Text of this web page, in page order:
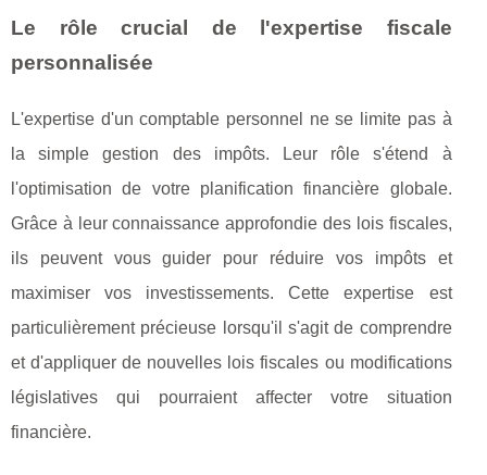
Le rôle crucial de l'expertise fiscale
personnalisée
L'expertise d'un comptable personnel ne se limite pas à
la simple gestion des impôts. Leur rôle s'étend à
l'optimisation de votre planification financière globale.
Grâce à leur connaissance approfondie des lois fiscales,
ils peuvent vous guider pour réduire vos impôts et
maximiser vos investissements. Cette expertise est
particulièrement précieuse lorsqu'il s'agit de comprendre
et d'appliquer de nouvelles lois fiscales ou modifications
législatives qui pourraient affecter votre situation
financière.